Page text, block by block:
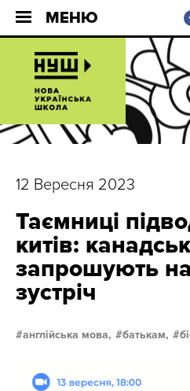
МЕНЮ
12 Вересня 2023
Таємниці
китів:
запрошують
зустріч
англійська мова, батькам,